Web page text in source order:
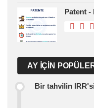
Patent -
AY IÇIN
Bir tahvilin